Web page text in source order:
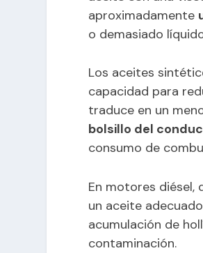
aproximadamente
o demasiado
Los aceites
capacidad para
traduce en un
bolsillo del
consumo de
En motores diésel,
un aceite
acumulación de
contaminación.